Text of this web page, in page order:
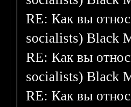
RE: Как вы
socialists) Black
RE: Как вы
socialists) Black
RE: Как вы